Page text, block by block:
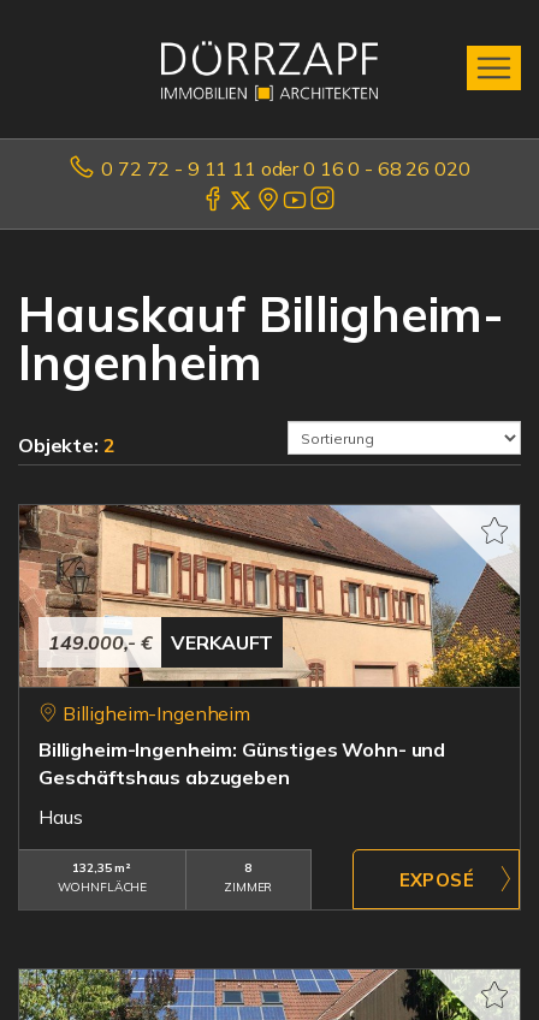
0 72 72 - 9 11 11 oder 0 16 0 - 68 26 020
Hauskauf Billigheim-
Ingenheim
Objekte: 2
149.000,- € VERKAUFT
Billigheim-Ingenheim
Billigheim-Ingenheim: Günstiges Wohn- und
Geschäftshaus abzugeben
Haus
132,35 m²
WOHNFLÄCHE
8
ZIMMER